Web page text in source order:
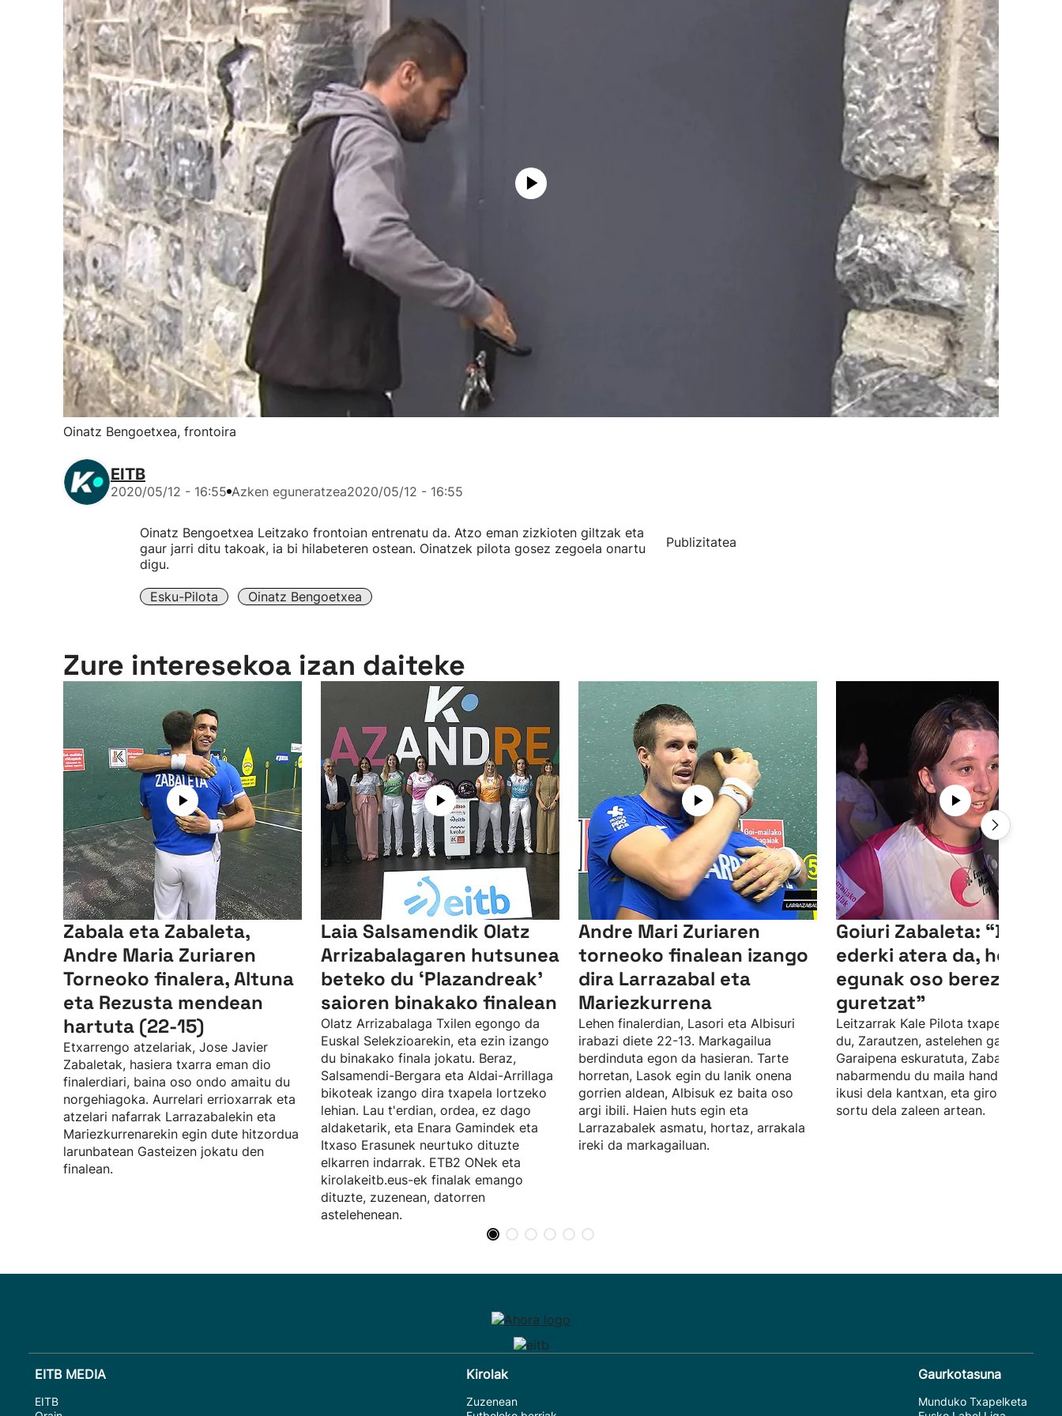
Oinatz Bengoetxea, frontoira
EITB
2020/05/12 - 16:55 Azken eguneratzea2020/05/12 - 16:55
Oinatz Bengoetxea Leitzako frontoian entrenatu da. Atzo eman zizkioten giltzak eta
gaur jarri ditu takoak, ia bi hilabeteren ostean. Oinatzek pilota gosez zegoela onartu
digu.
Esku-Pilota Oinatz Bengoetxea
Publizitatea
Zure interesekoa izan daiteke
Zabala eta Zabaleta,
Andre Maria Zuriaren
Torneoko finalera, Altuna
eta Rezusta mendean
hartuta (22-15)
Etxarrengo atzelariak, Jose Javier
Zabaletak, hasiera txarra eman dio
finalerdiari, baina oso ondo amaitu du
norgehiagoka. Aurrelari errioxarrak eta
atzelari nafarrak Larrazabalekin eta
Mariezkurrenarekin egin dute hitzordua
larunbatean Gasteizen jokatu den
finalean.
Laia Salsamendik Olatz
Arrizabalagaren hutsunea
beteko du ‘Plazandreak'
saioren binakako finalean
Olatz Arrizabalaga Txilen egongo da
Euskal Selekzioarekin, eta ezin izango
du binakako finala jokatu. Beraz,
Salsamendi-Bergara eta Aldai-Arrillaga
bikoteak izango dira txapela lortzeko
lehian. Lau t'erdian, ordea, ez dago
aldaketarik, eta Enara Gamindek eta
Itxaso Erasunek neurtuko dituzte
elkarren indarrak. ETB2 ONek eta
kirolakeitb.eus-ek finalak emango
dituzte, zuzenean, datorren
astelehenean.
Andre Mari Zuriaren
torneoko finalean izango
dira Larrazabal eta
Mariezkurrena
Lehen finalerdian, Lasori eta Albisuri
irabazi diete 22-13. Markagailua
berdinduta egon da hasieran. Tarte
horretan, Lasok egin du lanik onena
gorrien aldean, Albisuk ez baita oso
argi ibili. Haien huts egin eta
Larrazabalek asmatu, hortaz, arrakala
ireki da markagailuan.
Goiuri Zabaleta: “Dena
ederki atera da,
egunak oso bereziak
guretzat”
Leitzarrak Kale Pilota txapelketa
du, Zarautzen, astelehen gauean.
Garaipena eskuratuta, Zabaletak
nabarmendu du maila handiko jokoa
ikusi dela kantxan, eta giro oso polita
sortu dela zaleen artean.
EITB MEDIA
EITB
Kirolak
Zuzenean
Gaurkotasuna
Munduko Txapelketa